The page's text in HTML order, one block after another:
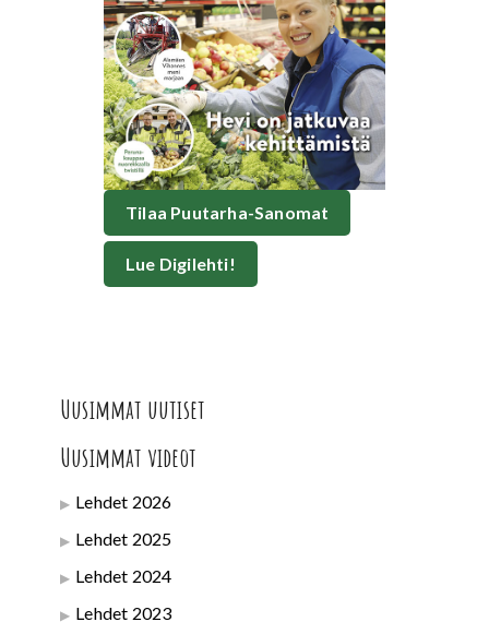
Tilaa Puutarha-Sanomat
Lue Digilehti!
Uusimmat uutiset
Uusimmat videot
Lehdet 2026
Lehdet 2025
Lehdet 2024
Lehdet 2023